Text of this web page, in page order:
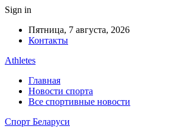
Sign in
Пятница, 7 августа, 2026
Контакты
Athletes
Главная
Новости спорта
Все спортивные новости
Спорт Беларуси